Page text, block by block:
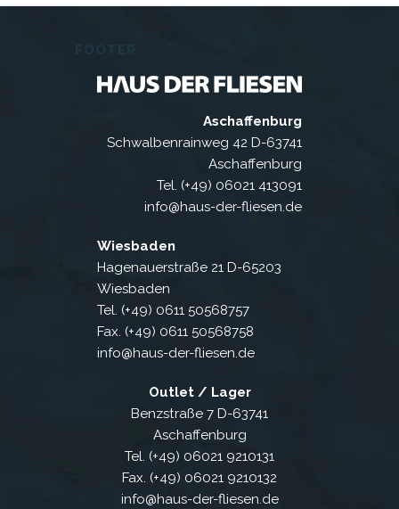
Aschaffenburg
Schwalbenrainweg 42 D-63741
Aschaffenburg
Tel. (+49) 06021 413091
info@haus-der-fliesen.de
Wiesbaden
Hagenauerstraße 21 D-65203
Wiesbaden
Tel. (+49) 0611 50568757
Fax. (+49) 0611 50568758
info@haus-der-fliesen.de
Outlet / Lager
Benzstraße 7 D-63741
Aschaffenburg
Tel. (+49) 06021 9210131
Fax. (+49) 06021 9210132
info@haus-der-fliesen.de